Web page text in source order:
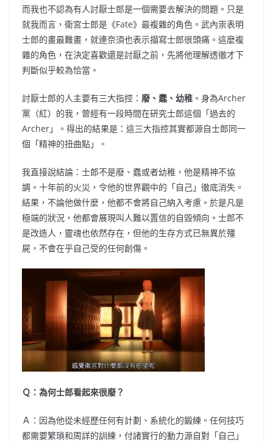
而我也不認為有人討厭士郎是一個需要去解決的問題。只是
就我而言，衛宮士郎是《Fate》最複雜的角色。武內崇表明
士郎的畫最難畫，就連奈須也表示描寫士郎很頭痛。這麼複
雜的角色，在決定喜歡還是討厭之前，先將他理解透徹才下
判斷似乎較為恰當。
討厭士郎的人主要有三大指控： 廢、蠢、幼稚 。身為Archer
黨（紅）的我，曾經有一段時間在研究士郎這個「過去的
Archer」。得出的結果是：這三大指控其實都源自士郎同一
個「精神的扭曲點」。
我直接說結論：士郎不是廢、蠢或者幼稚，他是精神不協
調。十年前的火災，令他的世界觀中的「自己」徹底消失。
結果，不論他做什麼，他都不會將自己納入考慮。於是凡是
極端的狀況，他都會展現叫人難以置信的自毀傾向。士郎不
是改造人，靈魂也依然存在，但他的生存方式已無異於殭
屍，不會在乎自己受的任何創傷。
Ｑ：為何士郎看起來很廢？
Ａ：因為他從未經歷任何有計劃、系統化的鍛練。任何技巧
都需要繁瑣和周詳的訓練，付諸實行的動力源自對「自己」